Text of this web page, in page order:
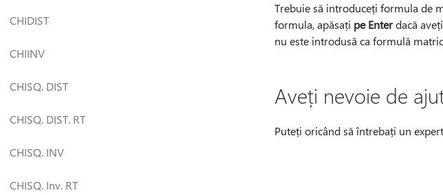
CHIDIST
CHIINV
CHISQ. DIST
CHISQ. DIST. RT
CHISQ. INV
CHISQ. Inv. RT
Trebuie să introduceți formula de
formula, apăsați pe Enterdacă
nu este introdusă ca formulă
Aveți nevoie de
Puteți oricând să întrebați un